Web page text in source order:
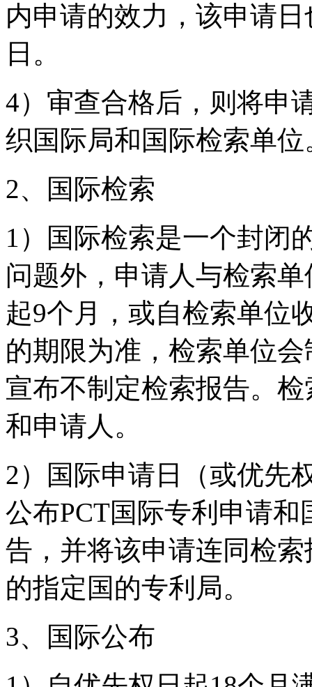
内申请的效力，该申请
日。
4）审查合格后，则将申
织国际局和国际检索单位
2、国际检索
1）国际检索是一个封闭
问题外，申请人与检索
起9个月，或自检索单位
的期限为准，检索单位
宣布不制定检索报告。
和申请人。
2）国际申请日（或优先
公布PCT国际专利申请
告，并将该申请连同检
的指定国的专利局。
3、国际公布